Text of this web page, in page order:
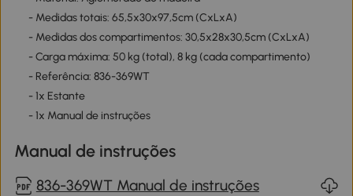
- Medidas totais: 65,5x30x97,5cm (CxLxA)
- Medidas dos compartimentos: 30,5x28x30,5cm (CxLxA)
- Carga máxima: 50 kg (total), 8 kg (cada compartimento)
- Referência: 836-369WT
- 1x Estante
- 1x Manual de instruções
Manual de instruções
836-369WT Manual de instruções